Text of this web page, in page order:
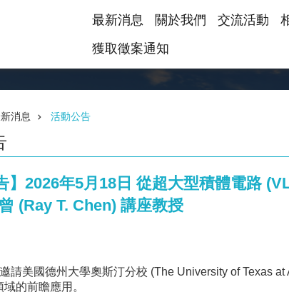
最新消息 關於我們 交流活動
獲取徵案通知
消息 活動公告
】2026年5月18日 從超大型積體電路
(Ray T. Chen) 講座教授
請美國德州大學奧斯汀分校 (The University of Texas
的前瞻應用。